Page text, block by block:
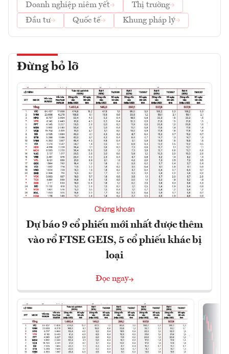
Doanh nghiệp niêm yết
Thị trường
Đầu tư
Quốc tế Khung pháp lý
Đừng bỏ lỡ
Chứng khoán
Dự báo 9 cổ phiếu mới nhất được thêm
vào rổ FTSE GEIS, 5 cổ phiếu khác bị
loại
Đọc ngay